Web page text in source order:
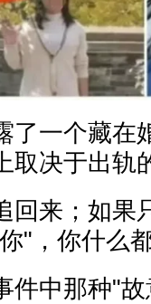
了一个藏在
取决于出轨
回来；如果
"，你什么
件中那种"